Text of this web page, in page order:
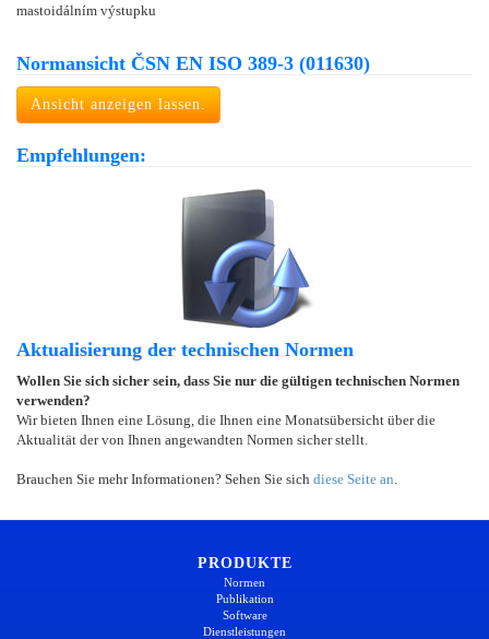
mastoidálním výstupku
Normansicht ČSN EN ISO 389-3 (011630)
Ansicht anzeigen lassen.
Empfehlungen:
Aktualisierung der technischen Normen
Wollen Sie sich sicher sein, dass Sie nur die gültigen technischen Normen
verwenden?
Wir bieten Ihnen eine Lösung, die Ihnen eine Monatsübersicht über die
Aktualität der von Ihnen angewandten Normen sicher stellt.
Brauchen Sie mehr Informationen? Sehen Sie sich diese Seite an
PRODUKTE
Normen
Publikation
Software
Dienstleistungen